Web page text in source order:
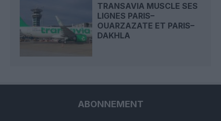
TRANSAVIA MUSCLE SES
LIGNES PARIS–
OUARZAZATE ET PARIS–
DAKHLA
ABONNEMENT